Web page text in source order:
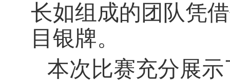
长如组成的团队凭
目银牌。
本次比赛充分展